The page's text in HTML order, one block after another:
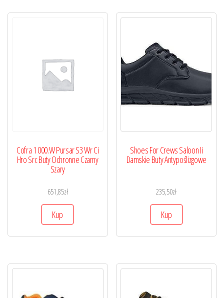
Cofra 1 000.W Pursar S3 Wr Ci
Hro Src Buty Ochronne Czarny
Szary
651,85zł
Kup
Shoes For Crews Saloon Ii
Damskie Buty Antypoślizgowe
235,50zł
Kup